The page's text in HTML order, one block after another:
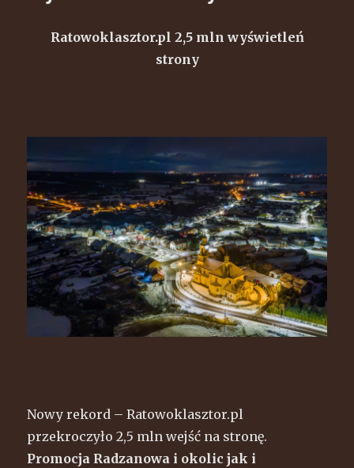
Ratowoklasztor.pl 2,5 mln wyświetleń
strony
Nowy rekord – Ratowoklasztor.pl
przekroczyło 2,5 mln wejść na stronę.
Promocja Radzanowa i okolic jak i